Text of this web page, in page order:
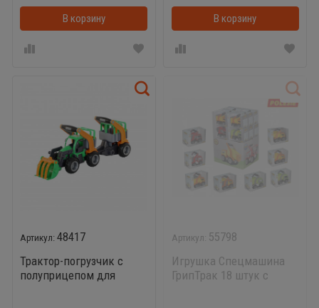
В корзину В корзину
48417
Трактор-погрузчик с
полуприцепом для
55798
Игрушка Спецмашина
ГрипТрак 18 штук с